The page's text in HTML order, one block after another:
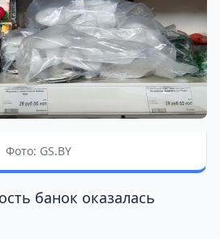
Фото: GS.BY
банок оказалась